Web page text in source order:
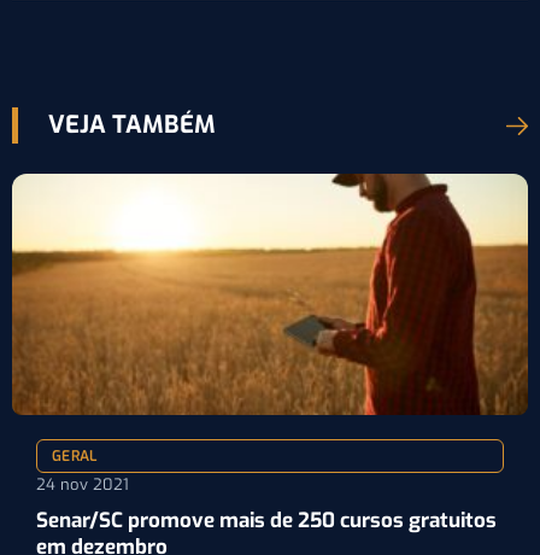
VEJA TAMBÉM
GERAL
24 nov 2021
Senar/SC promove mais de 250 cursos gratuitos
em dezembro